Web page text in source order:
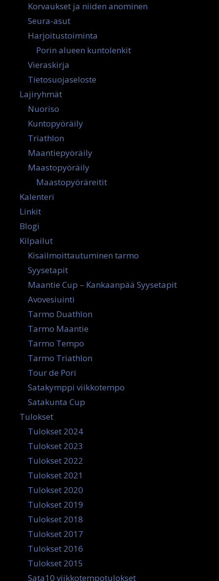
Korvaukset ja niiden anominen
Seura-asut
Harjoitustoiminta
Porin alueen kuntolenkit
Vieraskirja
Tietosuojaseloste
Lajiryhmät
Nuoriso
Kuntopyöräily
Triathlon
Maantiepyöräily
Maastopyöräily
Maastopyöräreitit
Kalenteri
Linkit
Blogi
Kilpailut
Kisailmoittautuminen tarmo
Syysetapit
Maantie Cup – Kankaanpää Syysetapit
Avovesiuinti
Tarmo Duathlon
Tarmo Maantie
Tarmo Tempo
Tarmo Triathlon
Tour de Pori
Satakymppi viikkotempo
Satakunta Cup
Tulokset
Tulokset 2024
Tulokset 2023
Tulokset 2022
Tulokset 2021
Tulokset 2020
Tulokset 2019
Tulokset 2018
Tulokset 2017
Tulokset 2016
Tulokset 2015
Sata10 viikkotempotulokset